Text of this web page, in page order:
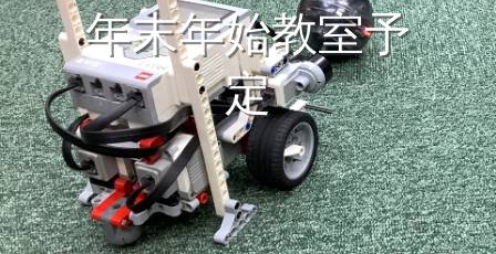
年末年始教室予
定